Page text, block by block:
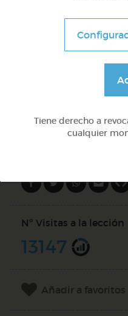
2º
Nº Visitas a la lección
13147
Añadir a favoritos
Tiene derecho a
cualquier